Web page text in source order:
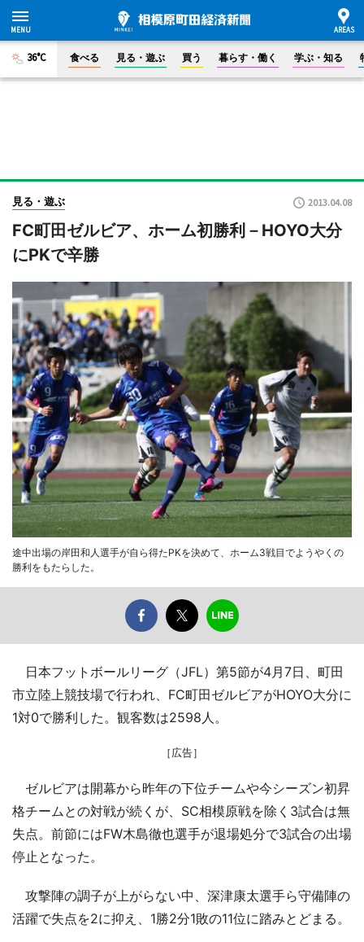
36°C 食べる 見る・遊ぶ 買う 暮らす・働く 学ぶ・知る
見る・遊ぶ 2013.04.08
FC町田ゼルビア、ホーム初勝利－HOYO大分
にPKで辛勝
途中出場の岸田和人選手が自ら得たPKを決めて、ホーム3戦目でようやくの
勝利をもたらした。
日本フットボールリーグ（JFL）第5節が4月7日、町田
市立陸上競技場で行われ、FC町田ゼルビアがHOYO大分に
1対0で勝利した。観客数は2598人。
［広告］
ゼルビアは開幕から昨年の下位チームや今シーズン初昇
格チームとの対戦が続くが、SC相模原戦を除く3試合は無
失点。前節にはFW木島徹也選手が退場処分で3試合の出場
停止となった。
攻撃陣の調子が上がらない中、深津康太選手ら守備陣の
活躍で失点を2に抑え、1勝2分1敗の11位に踏みとどまる。